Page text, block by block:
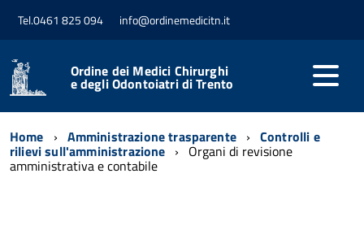
Tel.0461 825 094 info@ordinemedicitn.it
Ordine dei Medici Chirurghi
e degli Odontoiatri di Trento
Home Amministrazione trasparente Controlli e
rilievi sull'amministrazione Organi di revisione
amministrativa e contabile